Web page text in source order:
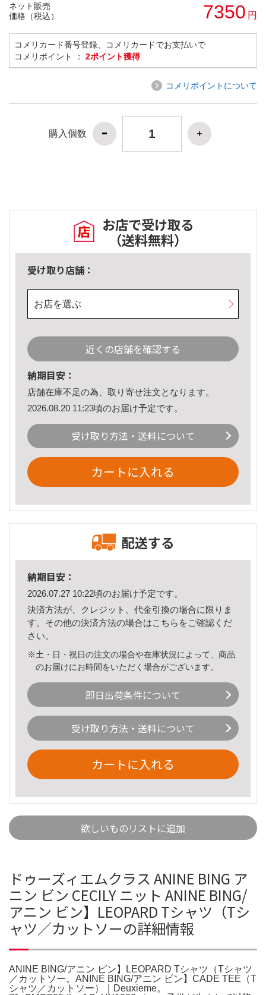
ネット販売
価格（税込）
7350 円
コメリカード番号登録、コメリカードでお支払いで
コメリポイント ： 2ポイント獲得
コメリポイントについて
購入個数
お店で受け取る
（送料無料）
受け取り店舗：
お店を選ぶ
近くの店舗を確認する
納期目安：
店舗在庫不足の為、取り寄せ注文となります。
2026.08.20 11:23頃のお届け予定です。
受け取り方法・送料について
カートに入れる
配送する
納期目安：
2026.07.27 10:22頃のお届け予定です。
決済方法が、クレジット、代金引換の場合に限りま
す。その他の決済方法の場合はこちら をご確認くだ
さい。
※土・日・祝日の注文の場合や在庫状況によって、商品
のお届けにお時間をいただく場合がございます。
即日出荷条件について
受け取り方法・送料について
カートに入れる
欲しいものリストに追加
ドゥーズィエムクラス ANINE BING ア
ニン ビン CECILY ニット ANINE BING/
アニン ビン】LEOPARD Tシャツ（Tシ
ャツ／カットソーの詳細情報
ANINE BING/アニン ビン】LEOPARD Tシャツ（Tシャツ
／カットソー。ANINE BING/アニン ビン】CADE TEE（T
シャツ／カットソー）｜Deuxieme。